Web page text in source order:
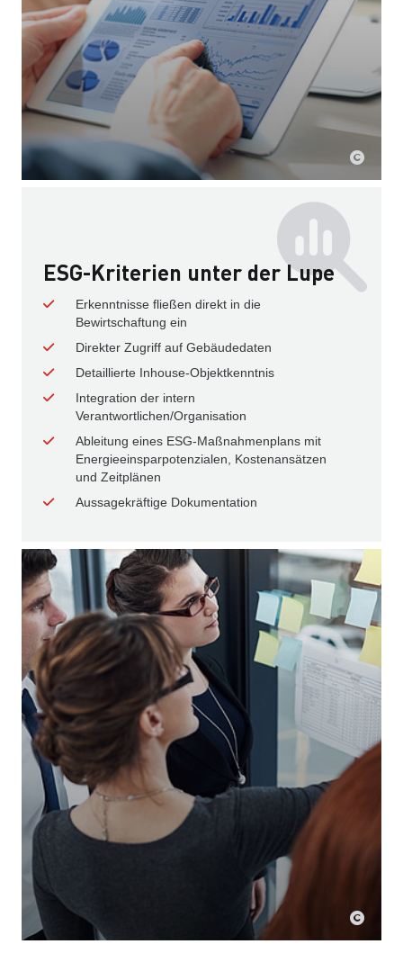
ESG-Kriterien unter der Lupe
Erkenntnisse fließen direkt in die
Bewirtschaftung ein
Direkter Zugriff auf Gebäude­daten
Detaillierte Inhouse-Objekt­kenntnis
Integration der intern
Verantwortlichen/Organisation
Ableitung eines ESG-Maß­nahmen­plans mit
Energieeinsparpotenzialen, Kostenansätzen
und Zeitplänen
Aussagekräftige Dokumentation